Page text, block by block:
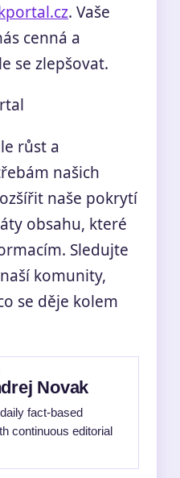
. Vaše
cenná a
se zlepšovat.
růst a
našich
naše pokrytí
obsahu, které
Sledujte
komunity,
se děje kolem
Novak
fact-based
continuous editorial